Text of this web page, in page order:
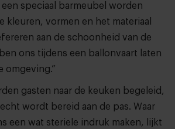
speciaal barmeubel worden
kleuren, vormen en het materiaal
aan de schoonheid van de
ons tijdens een ballonvaart laten
omgeving.”
gasten naar de keuken begeleid,
wordt bereid aan de pas. Waar
een wat steriele indruk maken, lijkt